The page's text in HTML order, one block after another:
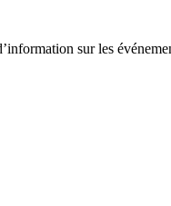
sur les